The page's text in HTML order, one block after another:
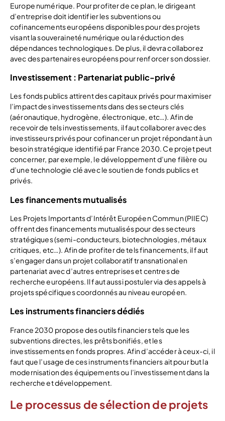
Europe numérique. Pour profiter de ce plan, le dirigeant
d’entreprise doit identifier les subventions ou
cofinancements européens disponibles pour des projets
visant la souveraineté numérique ou la réduction des
dépendances technologiques. De plus, il devra collaborez
avec des partenaires européens pour renforcer son dossier.
Investissement : Partenariat public-privé
Les fonds publics attirent des capitaux privés pour maximiser
l’impact des investissements dans des secteurs clés
(aéronautique, hydrogène, électronique, etc…). Afin de
recevoir de tels investissements, il faut collaborer avec des
investisseurs privés pour cofinancer un projet répondant à un
besoin stratégique identifié par France 2030. Ce projet peut
concerner, par exemple, le développement d’une filière ou
d’une technologie clé avec le soutien de fonds publics et
privés.
Les financements mutualisés
Les Projets Importants d’Intérêt Européen Commun (PIIEC)
offrent des financements mutualisés pour des secteurs
stratégiques (semi-conducteurs, biotechnologies, métaux
critiques, etc…). Afin de profiter de tels financements, il faut
s’engager dans un projet collaboratif transnational en
partenariat avec d’autres entreprises et centres de
recherche européens. Il faut aussi postuler via des appels à
projets spécifiques coordonnés au niveau européen.
Les instruments financiers dédiés
France 2030 propose des outils financiers tels que les
subventions directes, les prêts bonifiés, et les
investissements en fonds propres. Afin d’accéder à ceux-ci, il
faut que l’usage de ces instruments financiers ait pour but la
modernisation des équipements ou l’investissement dans la
recherche et développement.
Le processus de sélection de projets